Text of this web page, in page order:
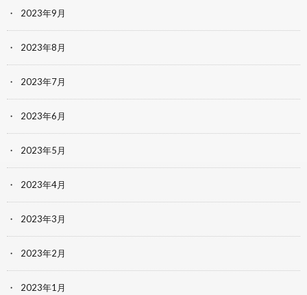
2023年9月
2023年8月
2023年7月
2023年6月
2023年5月
2023年4月
2023年3月
2023年2月
2023年1月